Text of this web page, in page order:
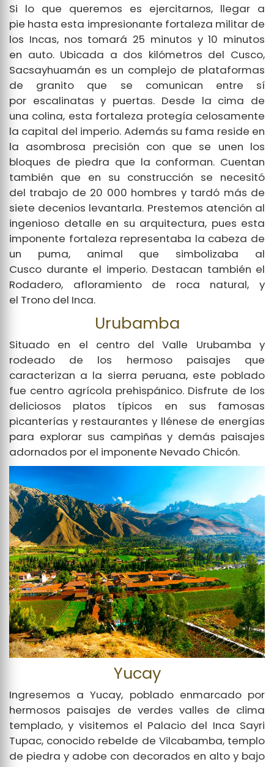
Si lo que queremos es ejercitarnos, llegar a
pie hasta esta impresionante fortaleza militar de
los Incas, nos tomará 25 minutos y 10 minutos
en auto. Ubicada a dos kilómetros del Cusco,
Sacsayhuamán es un complejo de plataformas
de granito que se comunican entre sí
por escalinatas y puertas. Desde la cima de
una colina, esta fortaleza protegía celosamente
la capital del imperio. Además su fama reside en
la asombrosa precisión con que se unen los
bloques de piedra que la conforman. Cuentan
también que en su construcción se necesitó
del trabajo de 20 000 hombres y tardó más de
siete decenios levantarla. Prestemos atención al
ingenioso detalle en su arquitectura, pues esta
imponente fortaleza representaba la cabeza de
un puma, animal que simbolizaba al
Cusco durante el imperio. Destacan también el
Rodadero, afloramiento de roca natural, y
el Trono del Inca.
Urubamba
Situado en el centro del Valle Urubamba y
rodeado de los hermoso paisajes que
caracterizan a la sierra peruana, este poblado
fue centro agrícola prehispánico. Disfrute de los
deliciosos platos típicos en sus famosas
picanterías y restaurantes y llénese de energías
para explorar sus campiñas y demás paisajes
adornados por el imponente Nevado Chicón.
Yucay
Ingresemos a Yucay, poblado enmarcado por
hermosos paisajes de verdes valles de clima
templado, y visitemos el Palacio del Inca Sayri
Tupac, conocido rebelde de Vilcabamba, templo
de piedra y adobe con decorados en alto y bajo